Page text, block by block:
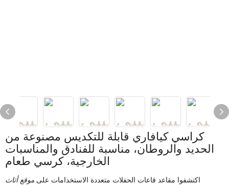
كراسي كيافاري قابلة للتكديس مصنوعة من
الحديد والروطان، مناسبة للفنادق والمناسبات
الخارجية، كرسي طعام
اكتشفوا مقاعد قاعات الحفلات متعددة الاستخدامات على موقع أثاث